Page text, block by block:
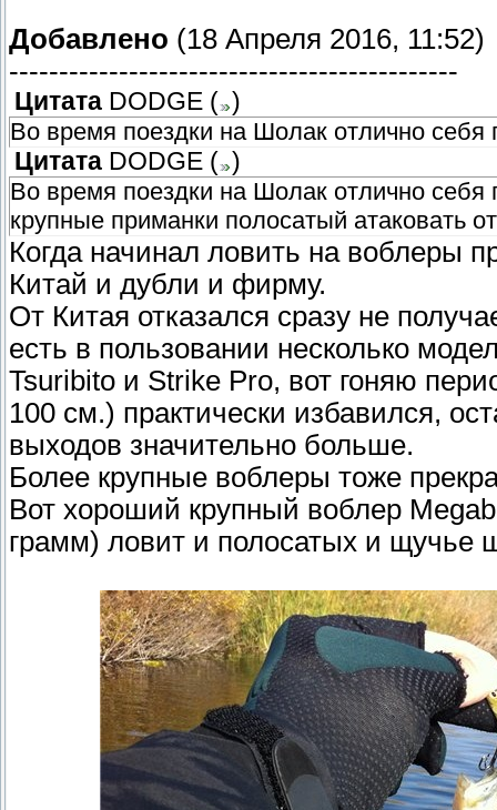
Добавлено (18 Апреля 2016, 11:52)
---------------------------------------------
Цитата DODGE ( )
Во время поездки на Шолак отлично
Цитата DODGE ( )
Во время поездки на Шолак отлично
крупные приманки полосатый атаковать
Когда начинал ловить на воблеры
Китай и дубли и фирму.
От Китая отказался сразу не
есть в пользовании несколько
Tsuribito и Strike Pro, вот гоняю
100 см.) практически избавился,
выходов значительно больше.
Более крупные воблеры тоже
Вот хороший крупный воблер
грамм) ловит и полосатых и щучье